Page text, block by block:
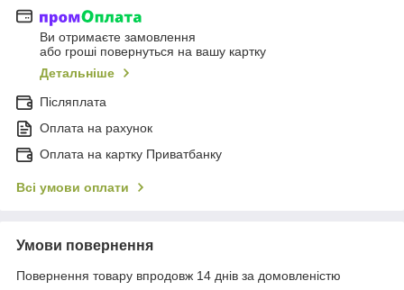
Ви отримаєте замовлення
або гроші повернуться на вашу картку
Детальніше
Післяплата
Оплата на рахунок
Оплата на картку Приватбанку
Всі умови оплати
Умови повернення
Повернення товару впродовж 14 днів за домовленістю